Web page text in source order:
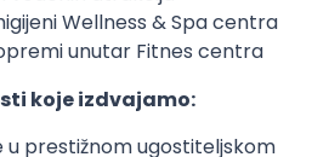
Wellness & Spa centra
unutar Fitnes centra
koje izdvajamo:
u prestižnom ugostiteljskom